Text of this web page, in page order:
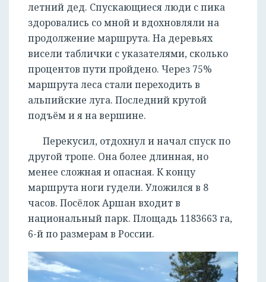
летний дед. Спускающиеся люди с пика
здоровались со мной и вдохновляли на
продолжение маршрута. На деревьях
висели таблички с указателями, сколько
процентов пути пройдено. Через 75%
маршрута леса стали переходить в
альпийские луга. Последний крутой
подъём и я на вершине.
Перекусил, отдохнул и начал спуск по
другой тропе. Она более длинная, но
менее сложная и опасная. К концу
маршрута ноги гудели. Уложился в 8
часов. Посёлок Аршан входит в
национальный парк. Площадь 1183663 га,
6-й по размерам в России.